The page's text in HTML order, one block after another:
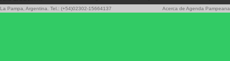
La Pampa, Argentina. Tel.: (+54)02302-15664137 Acerca de Agenda Pampeana